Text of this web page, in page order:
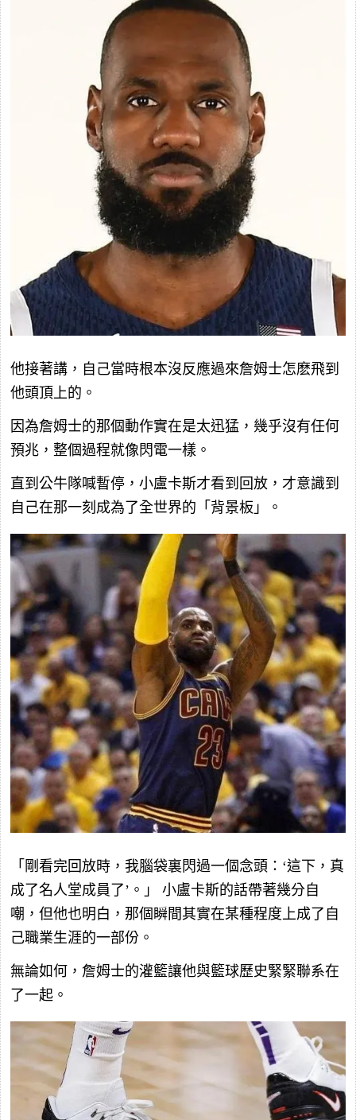
他接著講，自己當時根本沒反應過來詹姆士怎麽飛到
他頭頂上的。
因為詹姆士的那個動作實在是太迅猛，幾乎沒有任何
預兆，整個過程就像閃電一樣。
直到公牛隊喊暫停，小盧卡斯才看到回放，才意識到
自己在那一刻成為了全世界的「背景板」。
「剛看完回放時，我腦袋裏閃過一個念頭：‘這下，真
成了名人堂成員了’。」 小盧卡斯的話帶著幾分自
嘲，但他也明白，那個瞬間其實在某種程度上成了自
己職業生涯的一部份。
無論如何，詹姆士的灌籃讓他與籃球歷史緊緊聯系在
了一起。